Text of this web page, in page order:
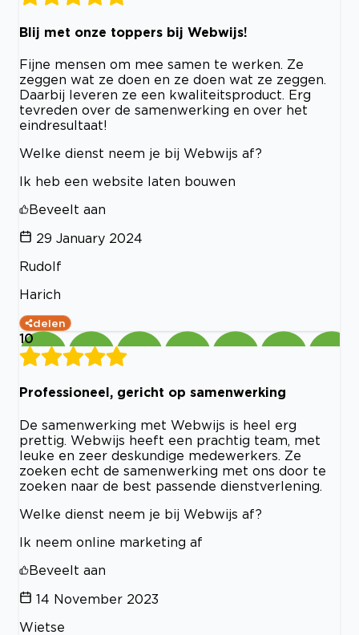
Blij met onze toppers bij Webwijs!
Fijne mensen om mee samen te werken. Ze
zeggen wat ze doen en ze doen wat ze zeggen.
Daarbij leveren ze een kwaliteitsproduct. Erg
tevreden over de samenwerking en over het
eindresultaat!
Welke dienst neem je bij Webwijs af?
Ik heb een website laten bouwen
Beveelt aan
29 January 2024
Rudolf
Harich
delen
10
Professioneel, gericht op samenwerking
De samenwerking met Webwijs is heel erg
prettig. Webwijs heeft een prachtig team, met
leuke en zeer deskundige medewerkers. Ze
zoeken echt de samenwerking met ons door te
zoeken naar de best passende dienstverlening.
Welke dienst neem je bij Webwijs af?
Ik neem online marketing af
Beveelt aan
14 November 2023
Wietse